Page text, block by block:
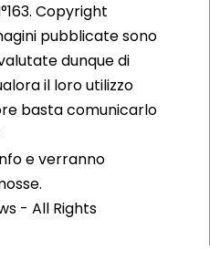
Copyright
pubblicate sono
dunque di
il loro utilizzo
basta comunicarlo
e verranno
- All Rights